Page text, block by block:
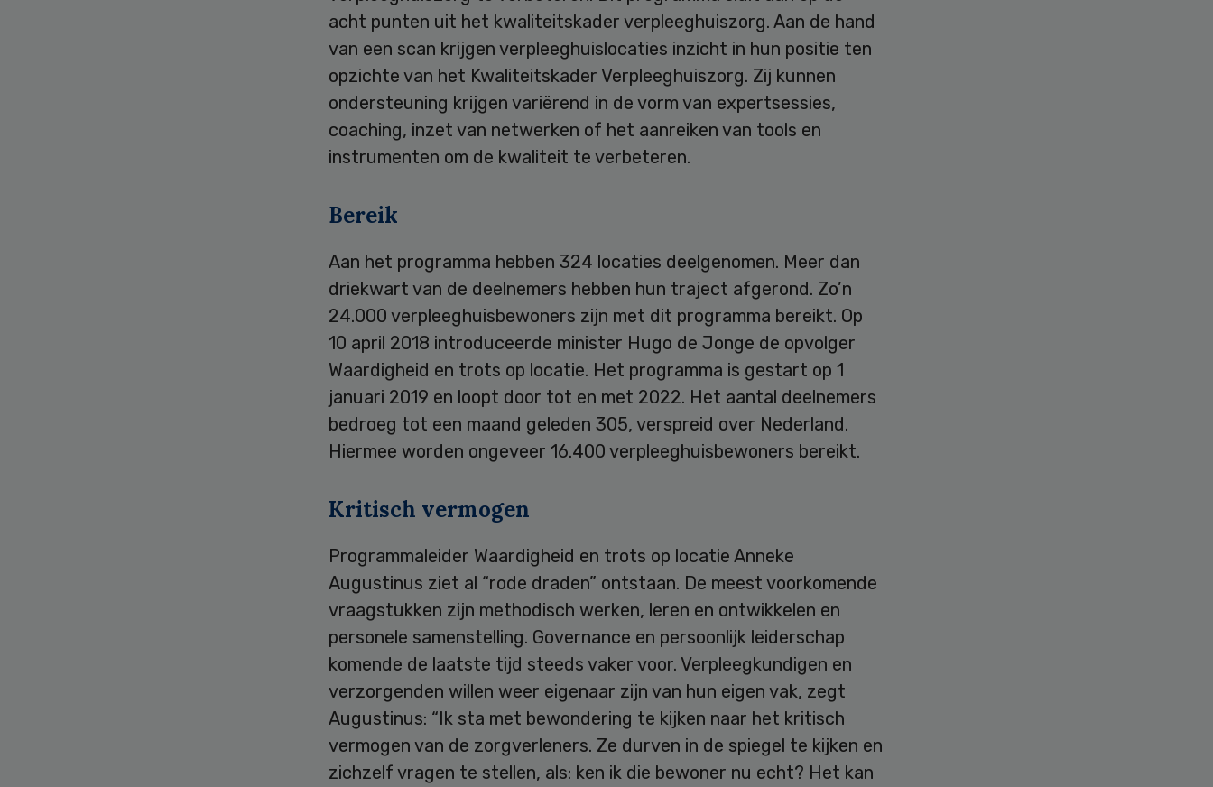
acht punten uit het kwaliteitskader verpleeghuiszorg. Aan de hand
van een scan krijgen verpleeghuislocaties inzicht in hun positie ten
opzichte van het Kwaliteitskader Verpleeghuiszorg. Zij kunnen
ondersteuning krijgen variërend in de vorm van expertsessies,
coaching, inzet van netwerken of het aanreiken van tools en
instrumenten om de kwaliteit te verbeteren.
Bereik
Aan het programma hebben 324 locaties deelgenomen. Meer dan
driekwart van de deelnemers hebben hun traject afgerond. Zo’n
24.000 verpleeghuisbewoners zijn met dit programma bereikt. Op
10 april 2018 introduceerde minister Hugo de Jonge de opvolger
Waardigheid en trots op locatie. Het programma is gestart op 1
januari 2019 en loopt door tot en met 2022. Het aantal deelnemers
bedroeg tot een maand geleden 305, verspreid over Nederland.
Hiermee worden ongeveer 16.400 verpleeghuisbewoners bereikt.
Kritisch vermogen
Programmaleider Waardigheid en trots op locatie Anneke
Augustinus ziet al “rode draden” ontstaan. De meest voorkomende
vraagstukken zijn methodisch werken, leren en ontwikkelen en
personele samenstelling. Governance en persoonlijk leiderschap
komende de laatste tijd steeds vaker voor. Verpleegkundigen en
verzorgenden willen weer eigenaar zijn van hun eigen vak, zegt
Augustinus: “Ik sta met bewondering te kijken naar het kritisch
vermogen van de zorgverleners. Ze durven in de spiegel te kijken en
zichzelf vragen te stellen, als: ken ik die bewoner nu echt? Het kan